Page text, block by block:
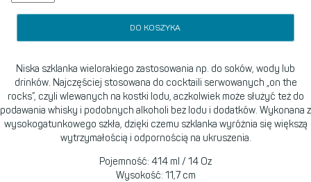
DO KOSZYKA
Niska szklanka wielorakiego zastosowania np. do soków, wody lub
drinków. Najczęściej stosowana do cocktaili serwowanych „on the
rocks”, czyli wlewanych na kostki lodu, aczkolwiek może służyć też do
podawania whisky i podobnych alkoholi bez lodu i dodatków. Wykonana z
wysokogatunkowego szkła, dzięki czemu szklanka wyróżnia się większą
wytrzymałością i odpornością na ukruszenia.
Pojemność: 414 ml / 14 Oz
Wysokość: 11,7 cm